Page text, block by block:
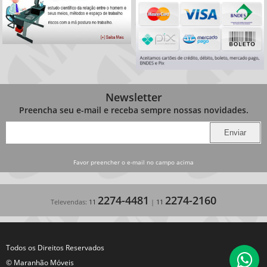
Newsletter
Preencha seu e-mail e receba sempre nossas novidades.
Favor preencher o e-mail no campo acima
Televendas: 11 2274-4481 | 11 2274-2160
Todos os Direitos Reservados
© Maranhão Móveis